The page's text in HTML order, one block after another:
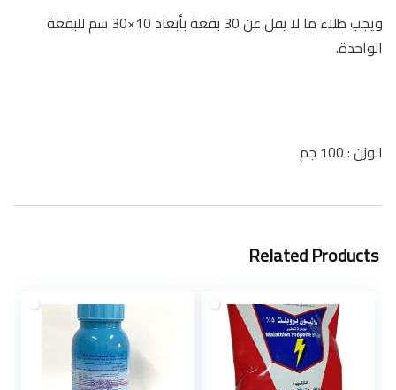
ويجب طلاء ما لا يقل عن 30 بقعة بأبعاد 10×30 سم للبقعة
الواحدة.
الوزن : 100 جم
Related Products